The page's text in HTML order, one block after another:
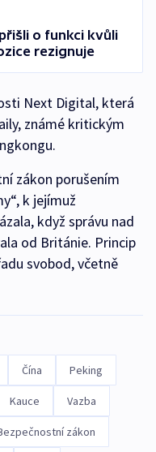
o funkci kvůli
rezignuje
Next Digital, která
známé kritickým
zákon porušením
k jejímuž
když správu nad
od Británie. Princip
svobod, včetně
Čína Peking
Kauce Vazba
zákon